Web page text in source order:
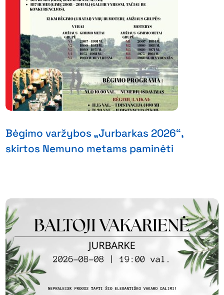
Bėgimo varžybos „Jurbarkas 2026“,
skirtos Nemuno metams paminėti